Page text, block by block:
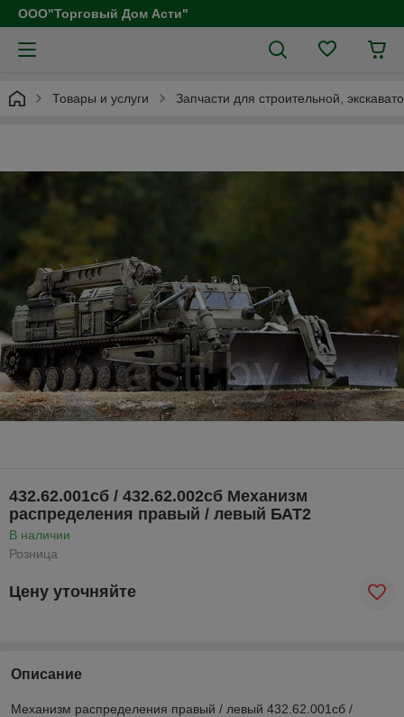
ООО"Торговый Дом Асти"
Товары и услуги Запчасти для строительной,
432.62.001сб / 432.62.002сб Механизм
распределения правый / левый БАТ2
В наличии
Розница
Цену уточняйте
Описание
Механизм распределения правый / левый 432.62.001сб /